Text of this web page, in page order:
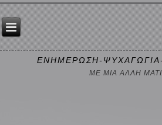
ΕΝΗΜΕΡΩΣΗ-
ΜΕ ΜΙΑ ΑΛΛΗ